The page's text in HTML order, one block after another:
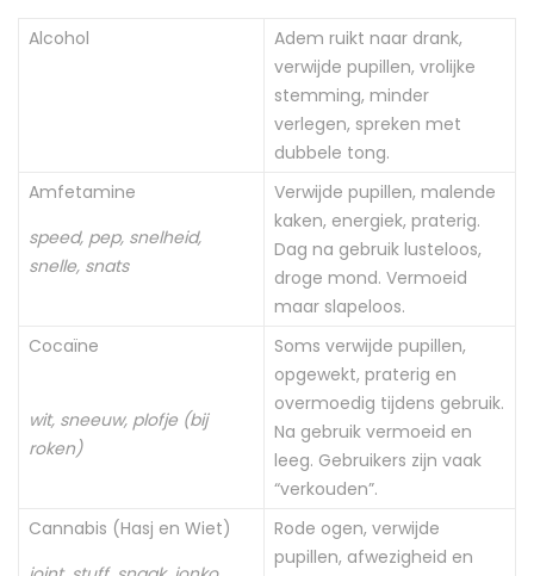
Alcohol
Adem ruikt naar drank,
verwijde pupillen, vrolijke
stemming, minder
verlegen, spreken met
dubbele tong.
Amfetamine
speed, pep, snelheid,
snelle, snats
Verwijde pupillen, malende
kaken, energiek, praterig.
Dag na gebruik lusteloos,
droge mond. Vermoeid
maar slapeloos.
Cocaïne
wit, sneeuw, plofje (bij
roken)
Soms verwijde pupillen,
opgewekt, praterig en
overmoedig tijdens gebruik.
Na gebruik vermoeid en
leeg. Gebruikers zijn vaak
“verkouden”.
Cannabis (Hasj en Wiet)
Rode ogen, verwijde
pupillen, afwezigheid en